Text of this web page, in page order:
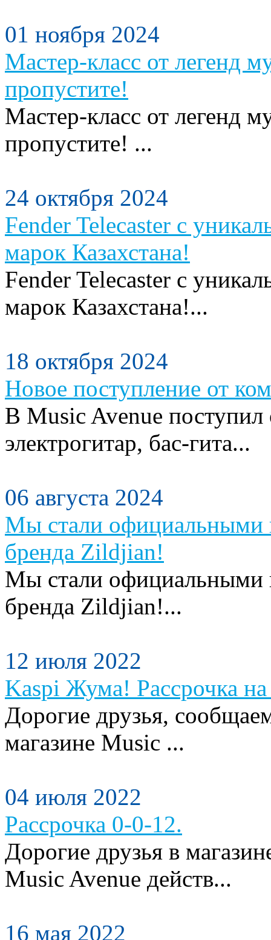
01 ноября 2024
Мастер-класс от легенд
пропустите!
Мастер-класс от легенд
пропустите! ...
24 октября 2024
Fender Telecaster с
марок Казахстана!
Fender Telecaster с
марок Казахстана!...
18 октября 2024
Новое поступление от
В Music Avenue
электрогитар, бас-гита...
06 августа 2024
Мы стали официальными
бренда Zildjian!
Мы стали официальными
бренда Zildjian!...
12 июля 2022
Kaspi Жума! Рассрочка на
Дорогие друзья,
магазине Music ...
04 июля 2022
Рассрочка 0-0-12.
Дорогие друзья в
Music Avenue действ...
16 мая 2022